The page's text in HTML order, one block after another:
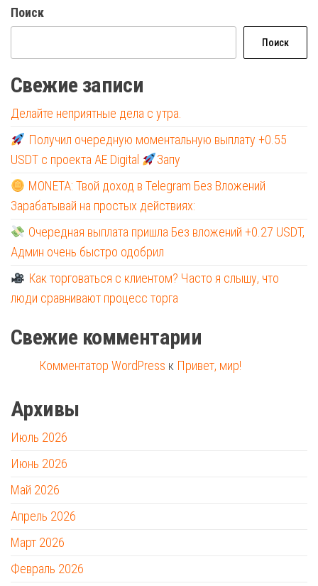
Поиск
Поиск
Свежие записи
Делайте неприятные дела с утра.
Получил очередную моментальную выплату +0.55
USDT с проекта AE Digital
Запу
MONETA: Твой доход в Telegram Без Вложений
Зарабатывай на простых действиях:
Очередная выплата пришла Без вложений +0.27 USDT,
Админ очень быстро одобрил
Как торговаться с клиентом? Часто я слышу, что
люди сравнивают процесс торга
Свежие комментарии
Комментатор WordPress к Привет, мир!
Архивы
Июль 2026
Июнь 2026
Май 2026
Апрель 2026
Март 2026
Февраль 2026